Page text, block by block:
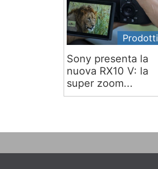
Prodotti
Sony presenta la
nuova RX10 V: la
super zoom...